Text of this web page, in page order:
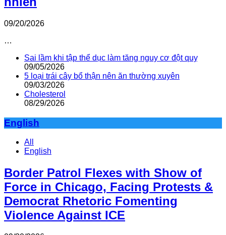
09/20/2026
…
Sai lầm khi tập thể dục làm tăng nguy cơ đột quỵ
09/05/2026
5 loại trái cây bổ thận nên ăn thường xuyên
09/03/2026
Cholesterol
08/29/2026
English
All
English
Border Patrol Flexes with Show of
Force in Chicago, Facing Protests &
Democrat Rhetoric Fomenting
Violence Against ICE